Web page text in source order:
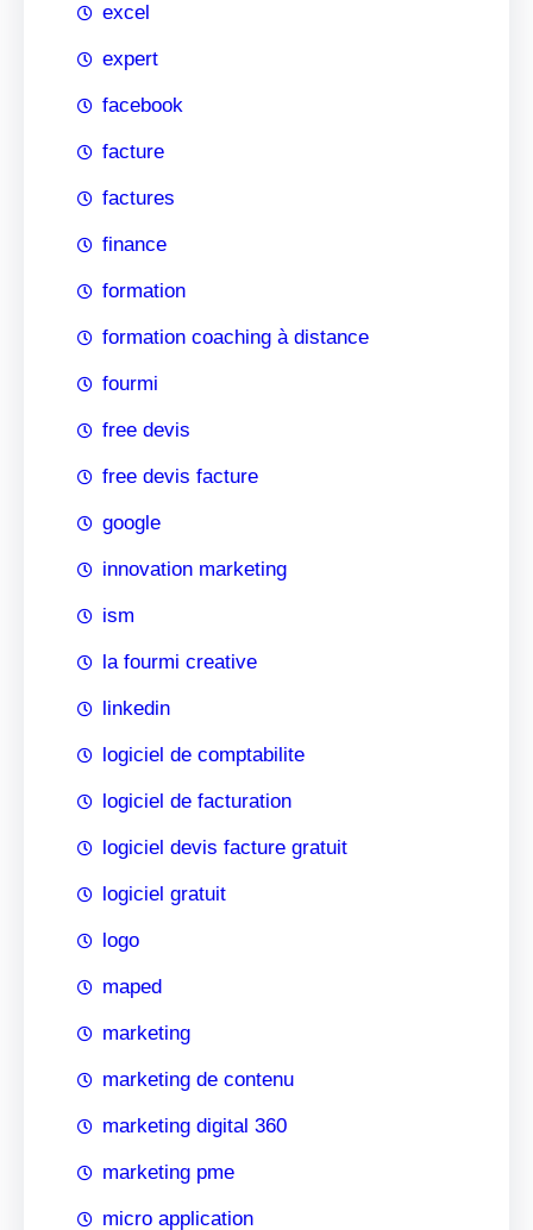
excel
expert
facebook
facture
factures
finance
formation
formation coaching à distance
fourmi
free devis
free devis facture
google
innovation marketing
ism
la fourmi creative
linkedin
logiciel de comptabilite
logiciel de facturation
logiciel devis facture gratuit
logiciel gratuit
logo
maped
marketing
marketing de contenu
marketing digital 360
marketing pme
micro application